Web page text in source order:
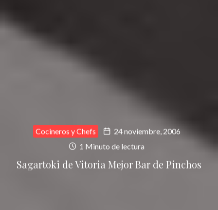
Cocineros y Chefs
24 noviembre, 2006
1 Minuto de lectura
Sagartoki de Vitoria Mejor Bar de Pinchos